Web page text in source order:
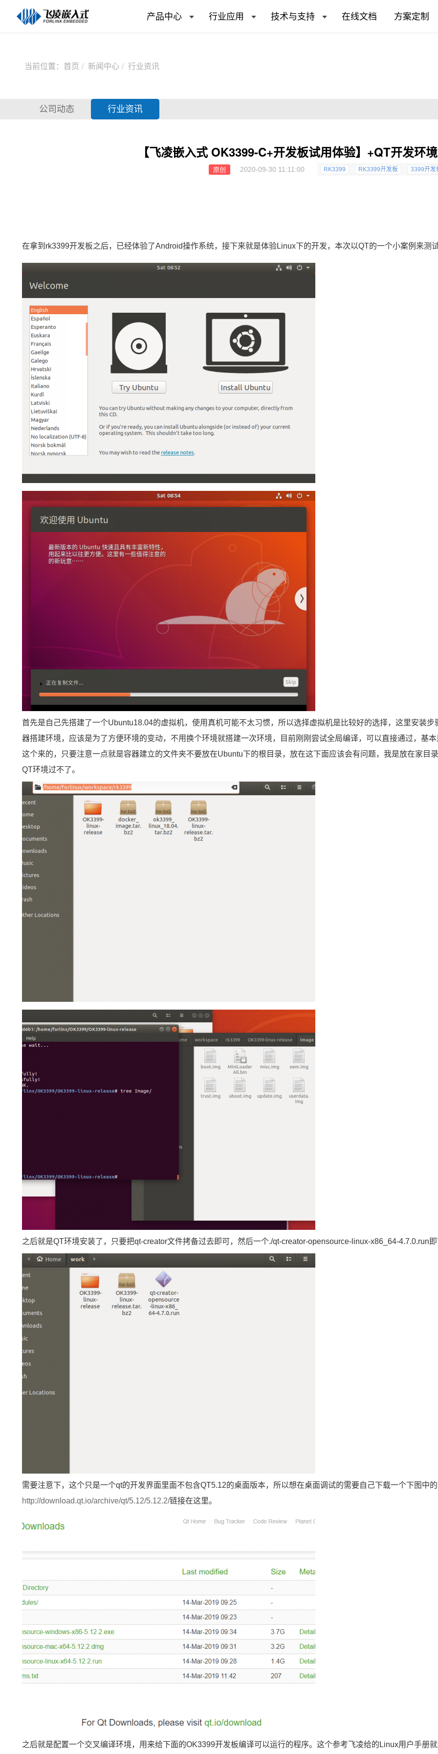
产品中心 行业应用 技术与支持 在线文档 方案定制
当前位置： 首页 新闻中心 行业资讯
公司动态 行业资讯
【飞凌嵌入式 OK3399-C+开发板试用体验】+QT开发环
原创 2020-09-30 11:11:00 RK3399 RK3399开发板 3399开发
在拿到rk3399开发板之后，已经体验了Android操作系统，接下来就是体验Linux下的开发，本次以QT的一个小案例来测试
首先是自己先搭建了一个Ubuntu18.04的虚拟机，使用真机可能不太习惯，所以选择虚拟机是比较好的选择，这里安装
器搭建环境，应该是为了方便环境的变动，不用换个环境就搭建一次环境，目前刚刚尝试全局编译，可以直接通过，基
这个来的，只要注意一点就是容器建立的文件夹不要放在Ubuntu下的根目录，放在这下面应该会有问题，我是放在家目
QT环境过不了。
之后就是QT环境安装了，只要把qt-creator文件拷备过去即可，然后一个./qt-creator-opensource-linux-x86_64-4.7.0.run即
需要注意下，这个只是一个qt的开发界面里面不包含QT5.12的桌面版本，所以想在桌面调试的需要自己下载一个下图中
http://download.qt.io/archive/qt/5.12/5.12.2/链接在这里。
之后就是配置一个交叉编译环境，用来给下面的OK3399开发板编译可以运行的程序。这个参考飞凌给的Linux用户手册就